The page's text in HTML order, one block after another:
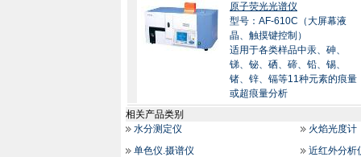
原子荧光光谱仪
型号：AF-610C（大屏幕液
晶、触摸键控制）
适用于各类样品中汞、砷、
锑、铋、硒、碲、铅、锡、
锗、锌、镉等11种元素的痕量
或超痕量分析
相关产品类别
水分测定仪
火焰光度计
单色仪.摄谱仪
近红外分析